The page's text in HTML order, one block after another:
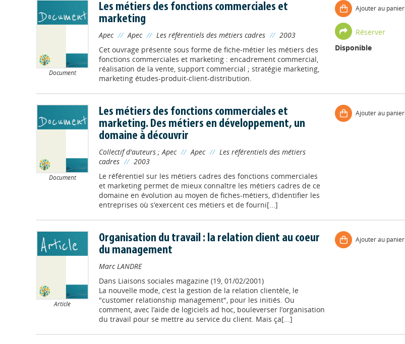
Document
Les métiers des fonctions commerciales et
marketing
Apec // Apec // Les référentiels des métiers cadres // 2003
Cet ouvrage présente sous forme de fiche-métier les métiers des
fonctions commerciales et marketing : encadrement commercial,
réalisation de la vente, support commercial ; stratégie marketing,
marketing études-produit-client-distribution.
Ajouter au panier
Réserver
Disponible
Document
Les métiers des fonctions commerciales et
marketing. Des métiers en développement, un
domaine à découvrir
Collectif d'auteurs; Apec // Apec // Les référentiels des métiers
cadres // 2003
Le référentiel sur les métiers cadres des fonctions commerciales
et marketing permet de mieux connaître les métiers cadres de ce
domaine en évolution au moyen de fiches-métiers, d’identifier les
entreprises où s’exercent ces métiers et de fourni[...]
Ajouter au panier
Article
Organisation du travail : la relation client au coeur
du management
Marc LANDRE
Dans Liaisons sociales magazine (19, 01/02/2001)
La nouvelle mode, c’est la gestion de la relation clientèle, le
"customer relationship management", pour les initiés. Ou
comment, avec l’aide de logiciels ad hoc, bouleverser l’organisation
du travail pour se mettre au service du client. Mais ça[...]
Ajouter au panier